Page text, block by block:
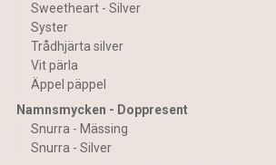
Sweetheart - Silver
Syster
Trådhjärta silver
Vit pärla
Äppel päppel
Namnsmycken - Doppresent
Snurra - Mässing
Snurra - Silver